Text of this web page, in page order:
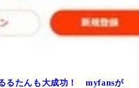
るたんも大成功！ myfansが